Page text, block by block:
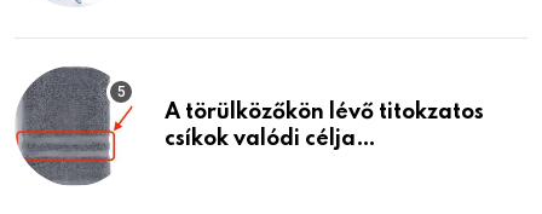
A törülközőkön lévő titokzatos
csíkok valódi célja…